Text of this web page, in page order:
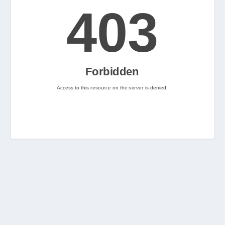
2
Nintenhype.Cat @nintenhype.cat
📅 Ja tenim aquí els
setmana? 👀